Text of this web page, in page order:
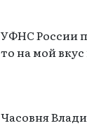
УФНС России
то на мой
Часовня